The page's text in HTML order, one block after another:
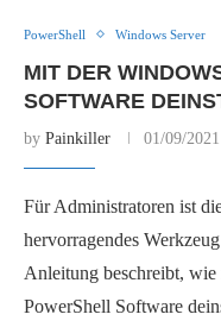
PowerShell Windows Server
MIT DER
SOFTWARE
by Painkiller 01/09/2021
Für Administratoren ist
hervorragendes
Anleitung beschreibt,
PowerShell Software